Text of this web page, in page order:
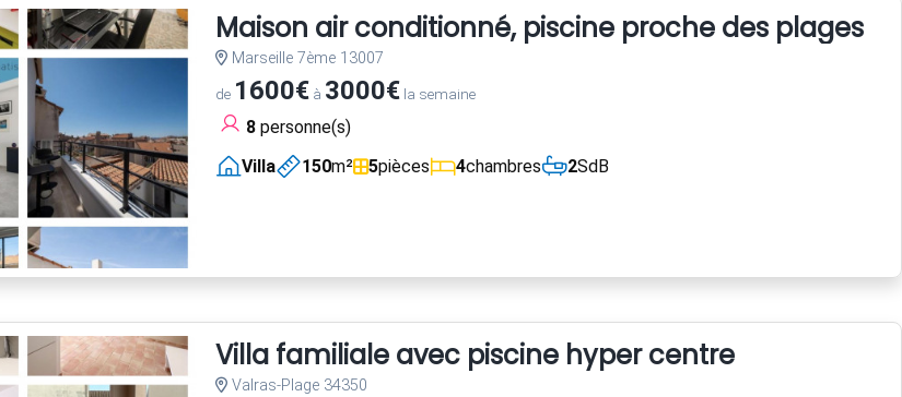
Maison air conditionné, piscine proche des plages
Marseille 7ème 13007
de 1600€à 3000€la semaine
8personne(s)
Villa
150m² 5pièces 4chambres 2SdB
Villa familiale avec piscine hyper centre
Valras-Plage 34350